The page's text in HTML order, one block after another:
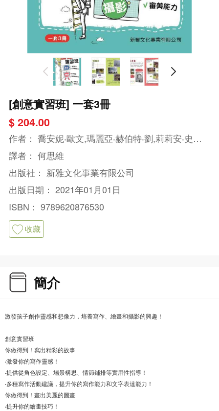
[創意實習班] 一套3冊
$ 204.00
作者： 喬安妮‧歐文,瑪麗亞‧赫伯特‧劉,莉莉安‧史拜
比
譯者： 何思維
出版社： 新雅文化事業有限公司
出版日期： 2021年01月01日
ISBN： 9789620876530
收藏
簡介
激發孩子創作靈感和想像力，培養寫作、繪畫和攝影的興趣！
創意實習班
你做得到！寫出精彩的故事
‧激發你的寫作靈感！
‧提供從角色設定、場景構思、情節鋪排等實用性指導！
‧多種寫作活動建議，提升你的寫作能力和文字表達能力！
你做得到！畫出美麗的圖畫
‧提升你的繪畫技巧！